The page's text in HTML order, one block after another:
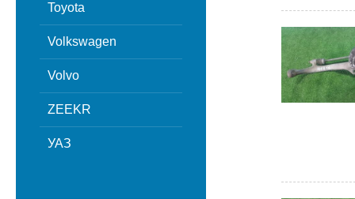
Toyota
Volkswagen
Volvo
ZEEKR
УАЗ